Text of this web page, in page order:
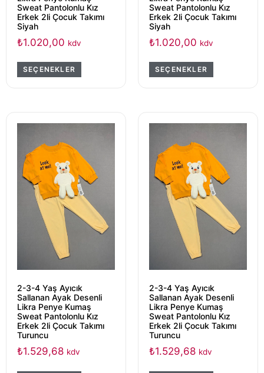
Sweat Pantolonlu Kız
Erkek 2li Çocuk Takımı
Siyah
₺1.020,00 kdv
SEÇENEKLER
Sweat Pantolonlu Kız
Erkek 2li Çocuk Takımı
Siyah
₺1.020,00 kdv
SEÇENEKLER
2-3-4 Yaş Ayıcık
Sallanan Ayak Desenli
Likra Penye Kumaş
Sweat Pantolonlu Kız
Erkek 2li Çocuk Takımı
Turuncu
₺1.529,68 kdv
2-3-4 Yaş Ayıcık
Sallanan Ayak Desenli
Likra Penye Kumaş
Sweat Pantolonlu Kız
Erkek 2li Çocuk Takımı
Turuncu
₺1.529,68 kdv